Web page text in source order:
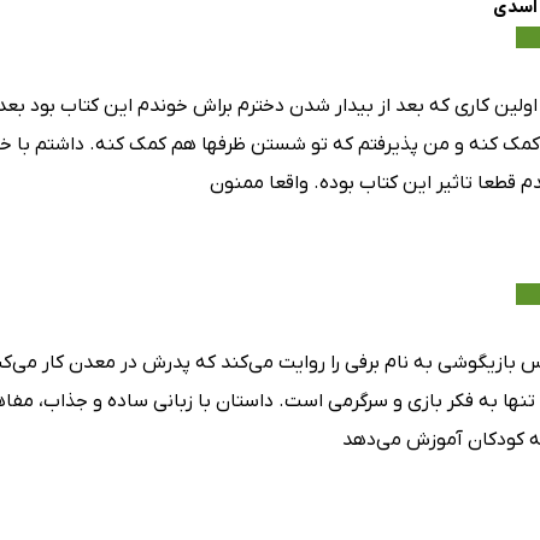
اسدی
کاری که بعد از بیدار شدن دخترم براش خوندم این کتاب بود
کنه و من پذیرفتم که تو شستن ظرفها هم کمک کنه. داشتم با
قطعا تاثیر این کتاب بوده. واقعا ممنون
بازیگوشی به نام برفی را روایت می‌کند که پدرش در معدن کار
به فکر بازی و سرگرمی است. داستان با زبانی ساده و جذاب،
به کودکان آموزش می‌دهد